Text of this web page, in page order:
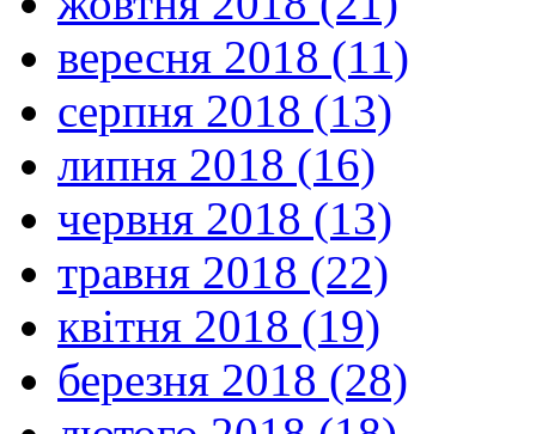
вересня 2018 (11)
серпня 2018 (13)
липня 2018 (16)
червня 2018 (13)
травня 2018 (22)
квітня 2018 (19)
березня 2018 (28)